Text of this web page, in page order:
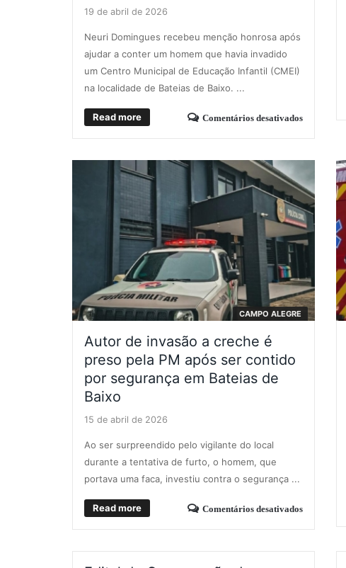
19 de abril de 2026
Neuri Domingues recebeu menção honrosa após
ajudar a conter um homem que havia invadido
um Centro Municipal de Educação Infantil (CMEI)
na localidade de Bateias de Baixo. ...
Read more Comentários desativados
CAMPO ALEGRE
Autor de invasão a creche é
preso pela PM após ser contido
por segurança em Bateias de
Baixo
15 de abril de 2026
Ao ser surpreendido pelo vigilante do local
durante a tentativa de furto, o homem, que
portava uma faca, investiu contra o segurança ...
Read more Comentários desativados